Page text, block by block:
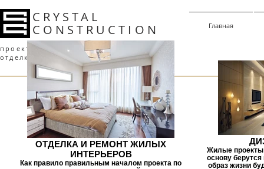
CRYSTAL
CONSTRUCT I ON Главная
проектирование
строительство
отделка
управление проектами
ОТДЕЛКА И РЕМОНТ ЖИЛЫХ
ИНТЕРЬЕРОВ
Как правило правильным началом проекта по
Жилые проекты
основу
образ жизни